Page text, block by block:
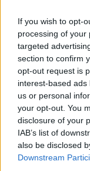
If you wish to opt-
processing of your
targeted
section to confirm
opt-out request is
interest-based
us or personal
your opt-out. You
disclosure of your
IAB’s list of
also be disclosed
Downstream
AUTOR
Staff